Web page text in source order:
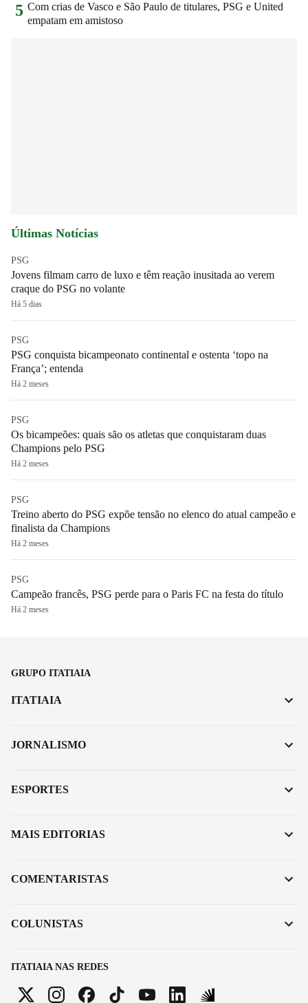
5 Com crias de Vasco e São Paulo de titulares, PSG e United
empatam em amistoso
Últimas Notícias
PSG
Jovens filmam carro de luxo e têm reação inusitada ao verem
craque do PSG no volante
Há 5 dias
PSG
PSG conquista bicampeonato continental e ostenta ‘topo na
França’; entenda
Há 2 meses
PSG
Os bicampeões: quais são os atletas que conquistaram duas
Champions pelo PSG
Há 2 meses
PSG
Treino aberto do PSG expõe tensão no elenco do atual campeão e
finalista da Champions
Há 2 meses
PSG
Campeão francês, PSG perde para o Paris FC na festa do título
Há 2 meses
GRUPO ITATIAIA
ITATIAIA NAS REDES
ITATIAIA
JORNALISMO
ESPORTES
MAIS EDITORIAS
COMENTARISTAS
COLUNISTAS